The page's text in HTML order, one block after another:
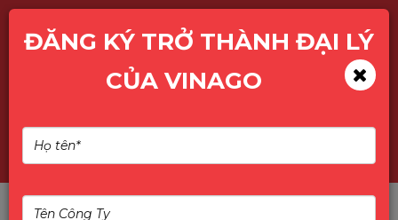
TÌM KIẾM SẢN PHẨM
ĐĂNG KÝ TRỞ THÀNH ĐẠI LÝ
CỦA VINAGO